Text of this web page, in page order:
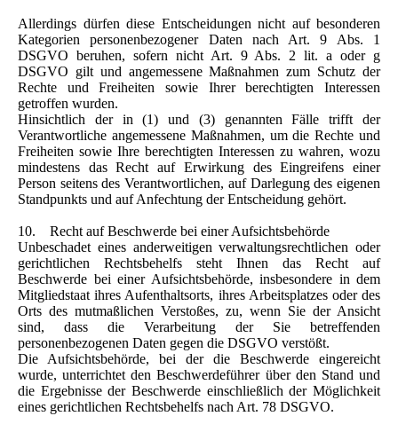
Allerdings dürfen diese Entscheidungen nicht auf besonderen
Kategorien personenbezogener Daten nach Art. 9 Abs. 1
DSGVO beruhen, sofern nicht Art. 9 Abs. 2 lit. a oder g
DSGVO gilt und angemessene Maßnahmen zum Schutz der
Rechte und Freiheiten sowie Ihrer berechtigten Interessen
getroffen wurden.
Hinsichtlich der in (1) und (3) genannten Fälle trifft der
Verantwortliche angemessene Maßnahmen, um die Rechte und
Freiheiten sowie Ihre berechtigten Interessen zu wahren, wozu
mindestens das Recht auf Erwirkung des Eingreifens einer
Person seitens des Verantwortlichen, auf Darlegung des eigenen
Standpunkts und auf Anfechtung der Entscheidung gehört.
10. Recht auf Beschwerde bei einer Aufsichtsbehörde
Unbeschadet eines anderweitigen verwaltungsrechtlichen oder
gerichtlichen Rechtsbehelfs steht Ihnen das Recht auf
Beschwerde bei einer Aufsichtsbehörde, insbesondere in dem
Mitgliedstaat ihres Aufenthaltsorts, ihres Arbeitsplatzes oder des
Orts des mutmaßlichen Verstoßes, zu, wenn Sie der Ansicht
sind, dass die Verarbeitung der Sie betreffenden
personenbezogenen Daten gegen die DSGVO verstößt.
Die Aufsichtsbehörde, bei der die Beschwerde eingereicht
wurde, unterrichtet den Beschwerdeführer über den Stand und
die Ergebnisse der Beschwerde einschließlich der Möglichkeit
eines gerichtlichen Rechtsbehelfs nach Art. 78 DSGVO.